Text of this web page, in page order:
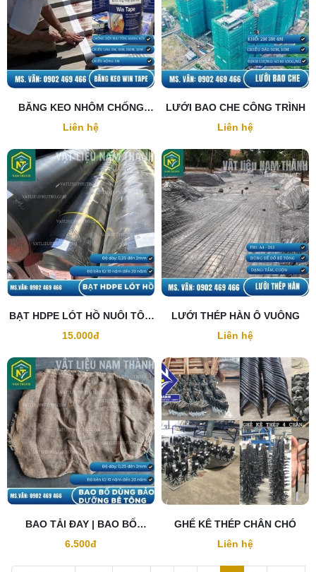
BĂNG KEO NHÔM CHỐNG
THẤM WIN TAPE
Liên hệ
LƯỚI BAO CHE CÔNG TRÌNH
Liên hệ
BẠT HDPE LÓT HỒ NUÔI TÔM
CÁ
15.000đ
LƯỚI THÉP HÀN Ô VUÔNG
Liên hệ
BAO TẢI ĐAY | BAO BỐ
DƯỠNG ẨM BÊ TÔNG
6.500đ
GHẾ KÊ THÉP CHÂN CHÓ
Liên hệ